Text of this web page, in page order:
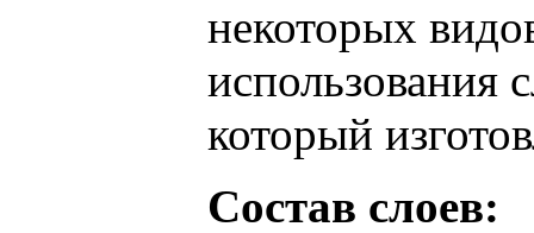
некоторых
использования
который
Состав слоев: